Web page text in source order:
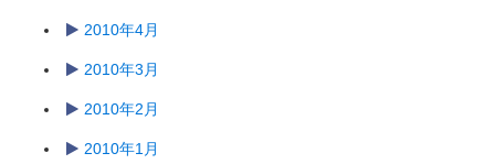
2010年4月
2010年3月
2010年2月
2010年1月